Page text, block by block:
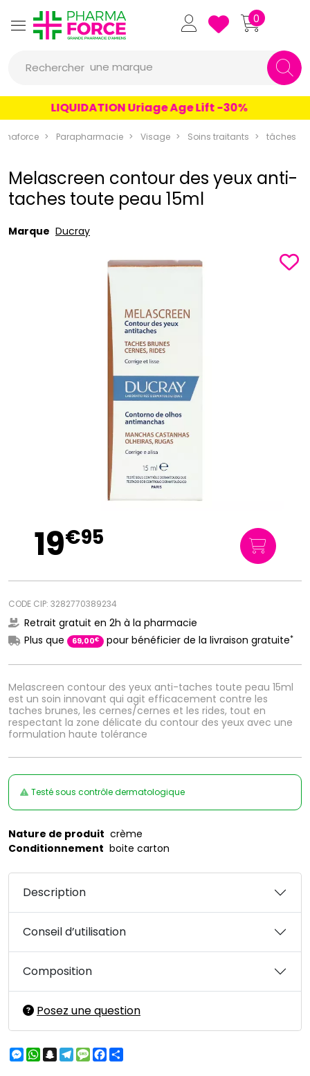
Pharmaforce Grande Pharmacie
0
Rechercher
un produit
une marque
LIQUIDATION Uriage Age Lift -30%
Parapharmacie Visage Soins traitants tâches
Melascreen contour des yeux anti-
taches toute peau 15ml
Marque Ducray
Melascreen contour des yeux anti-taches toute peau 15ml
est un soin innovant qui agit efficacement contre les
taches brunes, les cernes/cernes et les rides, tout en
respectant la zone délicate du contour des yeux avec une
formulation haute tolérance
19€95
CODE CIP: 3282770389234
Retrait gratuit en 2h à la pharmacie
Plus que
69,00€ pour bénéficier de la livraison gratuite*
Testé sous contrôle dermatologique
Nature de produit crème
Conditionnement boite carton
Description
Conseil d’utilisation
Composition
Posez une question
Messenger
WhatsApp
Snapchat
Telegram
MessageFacebook